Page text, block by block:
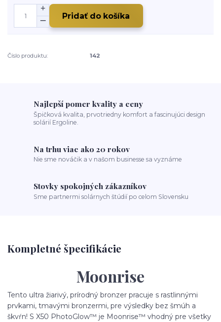
Pridať do košíka
Číslo produktu: 142
Najlepší pomer kvality a ceny
Špičková kvalita, prvotriedny komfort a fascinujúci design
solárií Ergoline.
Na trhu viac ako 20 rokov
Nie sme nováčik a v našom businesse sa vyznáme
Stovky spokojných zákazníkov
Sme partnermi solárnych štúdií po celom Slovensku
Kompletné špecifikácie
Moonrise
Tento ultra žiarivý, prírodný bronzer pracuje s rastlinnými
prvkami, tmavými bronzermi, pre výsledky bez šmúh a
škvŕn! S X50 PhotoGlow™ je Moonrise™ vhodný pre všetky